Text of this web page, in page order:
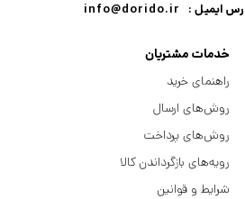
ایمیل : info@dorido.ir
خدمات مشتریان
راهنمای خرید
روش‌های ارسال
روش‌های پرداخت
رویه‌های بازگرداندن کالا
شرایط و قوانین